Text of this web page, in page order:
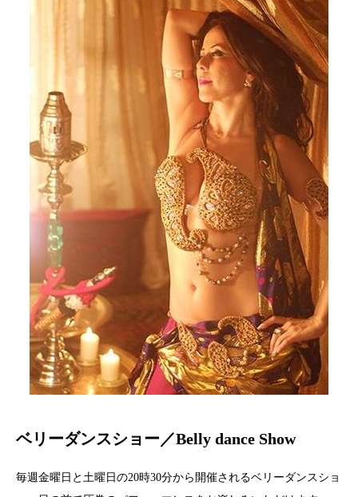
ベリーダンスショー／Belly dance Show
毎週金曜日と土曜日の20時30分から開催されるベリーダンスショ